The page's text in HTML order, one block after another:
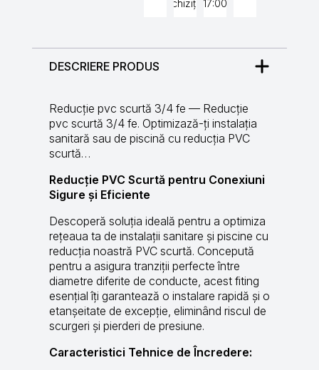
achiziție17:00
DESCRIERE PRODUS
Reducție pvc scurtă 3/4 fe — Reducție
pvc scurtă 3/4 fe. Optimizază-ți instalația
sanitară sau de piscină cu reducția PVC
scurtă…
Reducție PVC Scurtă pentru Conexiuni
Sigure și Eficiente
Descoperă soluția ideală pentru a optimiza
rețeaua ta de instalații sanitare și piscine cu
reducția noastră PVC scurtă. Concepută
pentru a asigura tranziții perfecte între
diametre diferite de conducte, acest fiting
esențial îți garantează o instalare rapidă și o
etanșeitate de excepție, eliminând riscul de
scurgeri și pierderi de presiune.
Caracteristici Tehnice de Încredere: